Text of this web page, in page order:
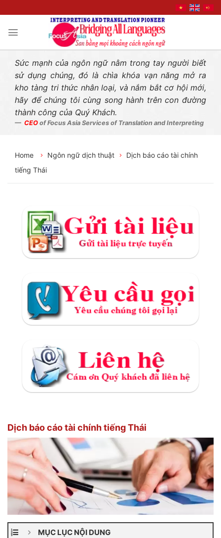
Sức mạnh của ngôn ngữ nằm trong tay người biết
sử dụng chúng, đó là chìa khóa vạn năng mở ra
kho tàng tri thức nhân loại, và nắm bắt cơ hội mới,
hãy để chúng tôi cùng song hành trên con đường
thành công của Quý Khách.
CEO of Focus Asia Services of Translation and Interpreting
Home Ngôn ngữ dịch thuật
Dịch báo cáo tài chính
tiếng Thái
Dịch báo cáo tài chính tiếng Thái
MỤC LỤC NỘI DUNG